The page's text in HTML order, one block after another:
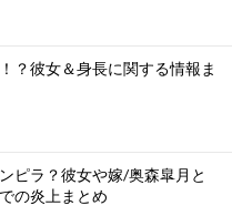
？彼女＆身長に関する情報ま
ピラ？彼女や嫁/奥森皐月と
の炎上まとめ